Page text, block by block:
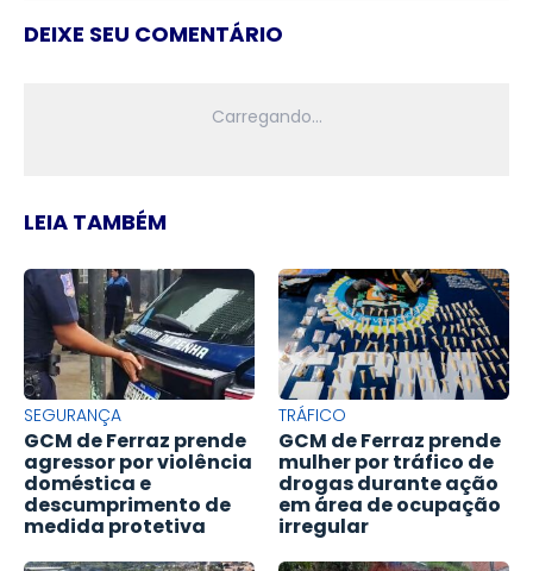
DEIXE SEU COMENTÁRIO
LEIA TAMBÉM
SEGURANÇA
GCM de Ferraz prende
agressor por violência
doméstica e
descumprimento de
medida protetiva
TRÁFICO
GCM de Ferraz prende
mulher por tráfico de
drogas durante ação
em área de ocupação
irregular